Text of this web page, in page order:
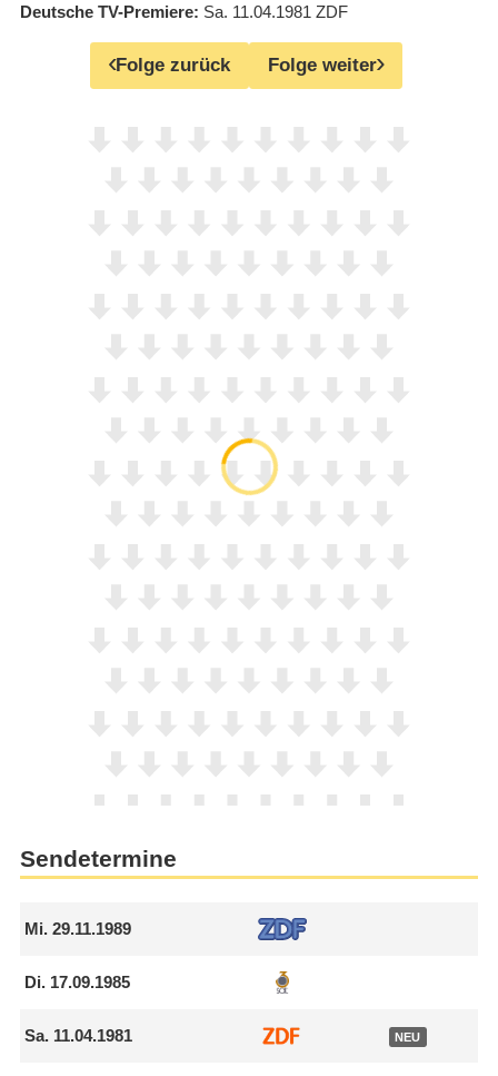
Deutsche TV-Premiere Sa. 11.04.1981 ZDF
Folge zurück Folge weiter
Sendetermine
Mi.29.11.1989
Di.17.09.1985
Sa.11.04.1981 NEU